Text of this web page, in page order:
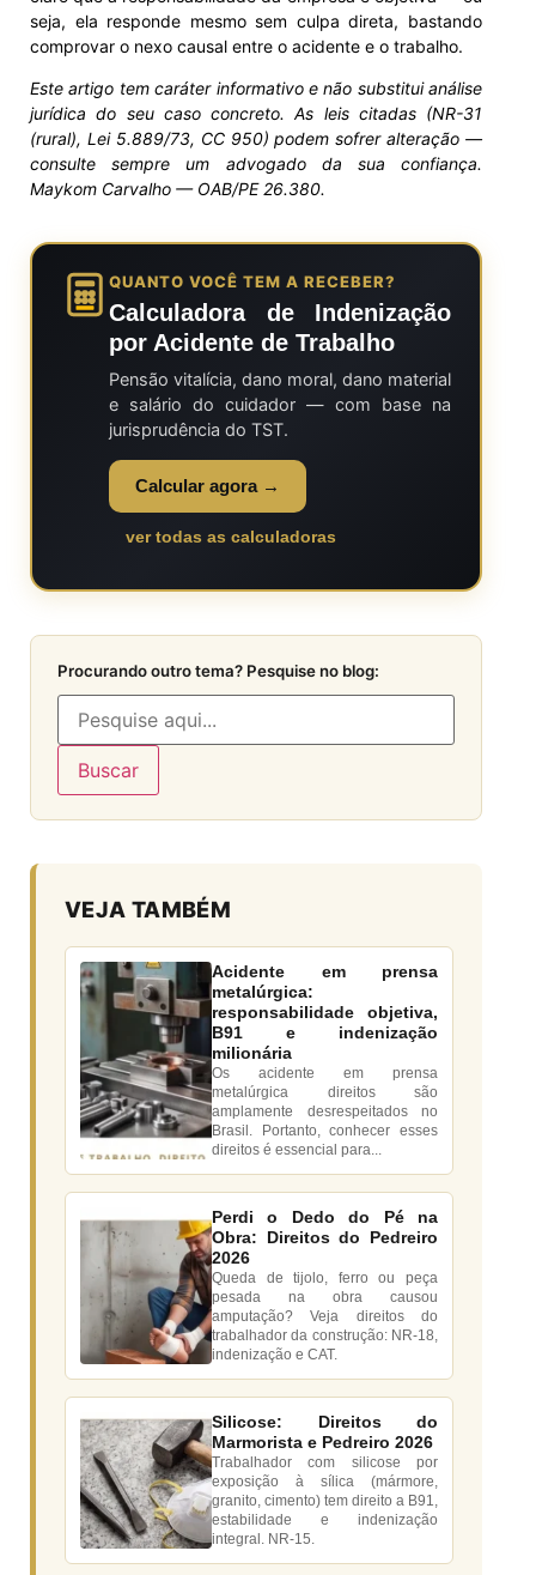
seja, ela responde mesmo sem culpa direta, bastando
comprovar o nexo causal entre o acidente e o trabalho.
Este artigo tem caráter informativo e não substitui análise
jurídica do seu caso concreto. As leis citadas (NR-31
(rural), Lei 5.889/73, CC 950) podem sofrer alteração —
consulte sempre um advogado da sua confiança.
Maykom Carvalho — OAB/PE 26.380.
QUANTO VOCÊ TEM A RECEBER?
Calculadora de Indenização
por Acidente de Trabalho
Pensão vitalícia, dano moral, dano material
e salário do cuidador — com base na
jurisprudência do TST.
Calcular agora →
ver todas as calculadoras
Procurando outro tema? Pesquise no blog:
Buscar
VEJA TAMBÉM
Acidente em prensa
metalúrgica:
responsabilidade objetiva,
B91 e indenização
milionária
Os acidente em prensa
metalúrgica direitos são
amplamente desrespeitados no
Brasil. Portanto, conhecer esses
direitos é essencial para...
Perdi o Dedo do Pé na
Obra: Direitos do Pedreiro
2026
Queda de tijolo, ferro ou peça
pesada na obra causou
amputação? Veja direitos do
trabalhador da construção: NR-18,
indenização e CAT.
Silicose: Direitos do
Marmorista e Pedreiro 2026
Trabalhador com silicose por
exposição à sílica (mármore,
granito, cimento) tem direito a B91,
estabilidade e indenização
integral. NR-15.